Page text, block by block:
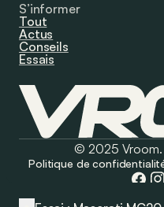
S’informer
Tout
Actus
Conseils
Essais
© 2025 Vroom.
Politique de